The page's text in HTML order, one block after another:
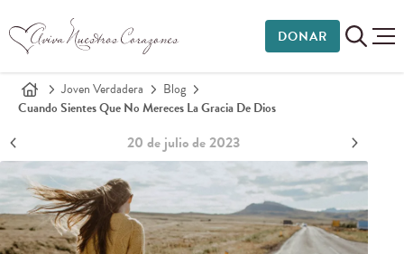
DONAR
Joven Verdadera
Blog
Cuando Sientes Que No Mereces La Gracia De Dios
20 de julio de 2023